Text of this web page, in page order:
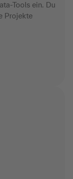
Tools ein. Du
Projekte